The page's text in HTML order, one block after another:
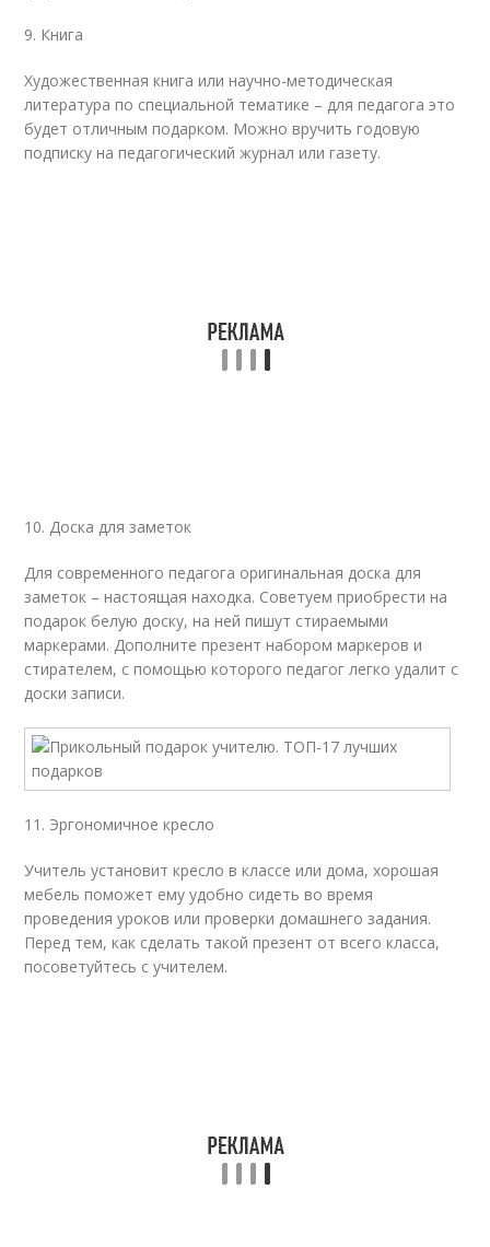
9. Книга
Художественная книга или научно-методическая
литература по специальной тематике – для педагога это
будет отличным подарком. Можно вручить годовую
подписку на педагогический журнал или газету.
10. Доска для заметок
Для современного педагога оригинальная доска для
заметок – настоящая находка. Советуем приобрести на
подарок белую доску, на ней пишут стираемыми
маркерами. Дополните презент набором маркеров и
стирателем, с помощью которого педагог легко удалит с
доски записи.
11. Эргономичное кресло
Учитель установит кресло в классе или дома, хорошая
мебель поможет ему удобно сидеть во время
проведения уроков или проверки домашнего задания.
Перед тем, как сделать такой презент от всего класса,
посоветуйтесь с учителем.